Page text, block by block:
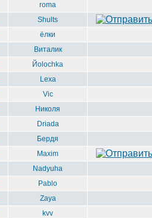
roma
Shults
ёлки
Виталик
Йоlochka
Lexa
Vic
Николя
Driada
Бердя
Maxim
Nadyuha
Pablo
Zaya
kvv